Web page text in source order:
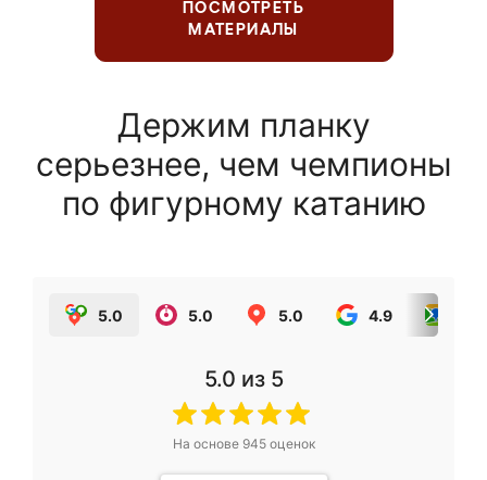
ПОСМОТРЕТЬ
МАТЕРИАЛЫ
Держим планку
серьезнее, чем чемпионы
по фигурному катанию
5.0 5.0 5.0 4.9
5.0 из 5
На основе 945оценок